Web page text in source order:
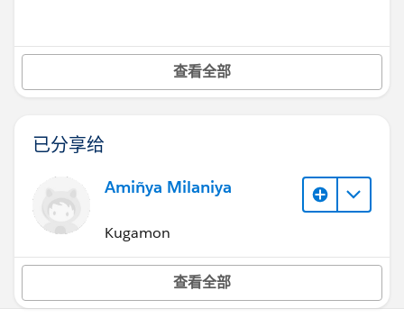
查看全部
已分享给
Amiñya Milaniya
Kugamon
查看全部